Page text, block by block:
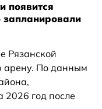
появится
запланировали
Рязанской
арену. По данным
2026 год после